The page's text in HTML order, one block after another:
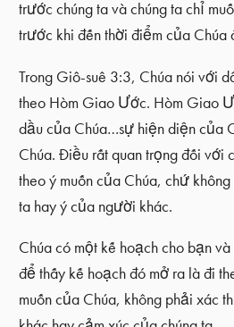
trước chúng ta và chúng ta chỉ
trước khi đến thời điểm của Chúa
Trong Giô-suê 3:3, Chúa nói với
theo Hòm Giao Ước. Hòm Giao
dầu của Chúa…sự hiện diện của
Chúa. Điều rất quan trọng đối với
theo ý muốn của Chúa, chứ
ta hay ý của người khác.
Chúa có một kế hoạch cho bạn
để thấy kế hoạch đó mở ra là đi
muốn của Chúa, không phải xác